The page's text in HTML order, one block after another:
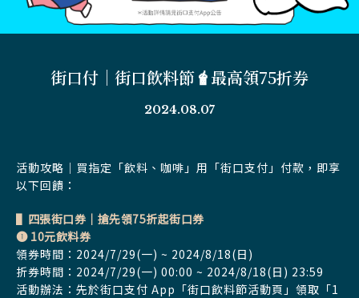
街口付｜街口飲料節🧋最高領75折券
2024.08.07
活動攻略｜買指定「飲料、咖啡」用「街口支付」付款，即享
以下回饋：
▌四張街口券｜搶先領75折起街口券
➊ 10元飲料券
領券時間：2024/7/29(一) ~ 2024/8/18(日)
折券時間：2024/7/29(一) 00:00 ~ 2024/8/18(日) 23:59
活動辦法：先於街口支付 App「街口飲料節活動頁」領取「1